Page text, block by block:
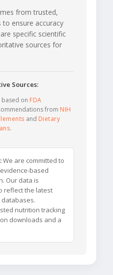
from trusted,
ensure accuracy
specific scientific
sources for
Sources:
based on FDA
from NIH
and Dietary
.
We are committed to
based
Our data is
reflect the latest
databases.
nutrition tracking
downloads and a